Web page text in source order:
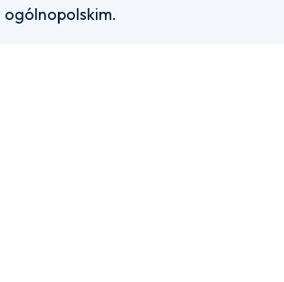
ogólnopolskim.